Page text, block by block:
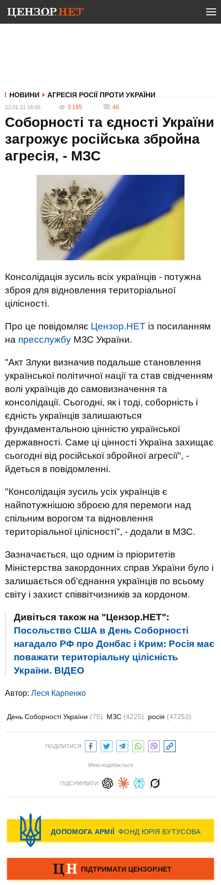
НОВИНИ АГРЕСІЯ РОСІЇ ПРОТИ УКРАЇНИ
22.01.21 16:05 3 195 46
Соборності та єдності України
загрожує російська збройна
агресія, - МЗС
Консолідація зусиль всіх українців - потужна
зброя для відновлення територіальної
цілісності.
Про це повідомляє Цензор.НЕТ із посиланням
на пресслужбу МЗС України.
"Акт Злуки визначив подальше становлення
української політичної нації та став свідченням
волі українців до самовизначення та
консолідації. Сьогодні, як і тоді, соборність і
єдність українців залишаються
фундаментальною цінністю української
державності. Саме ці цінності Україна захищає
сьогодні від російської збройної агресії", -
йдеться в повідомленні.
"Консолідація зусиль усіх українців є
найпотужнішою зброєю для перемоги над
спільним ворогом та відновлення
територіальної цілісності", - додали в МЗС.
Зазначається, що одним із пріоритетів
Міністерства закордонних справ України було і
залишається об'єднання українців по всьому
світу і захист співвітчизників за кордоном.
Дивіться також на "Цензор.НЕТ":
Посольство США в День Соборності
нагадало РФ про Донбас і Крим: Росія має
поважати територіальну цілісність
України. ВIДЕО
Автор: Леся Карпенко
День Соборності України (75) МЗС (4225) росія (47253)
ПОДІЛИТИСЯ:
Мені подобається
ПІДСУМУВАТИ: